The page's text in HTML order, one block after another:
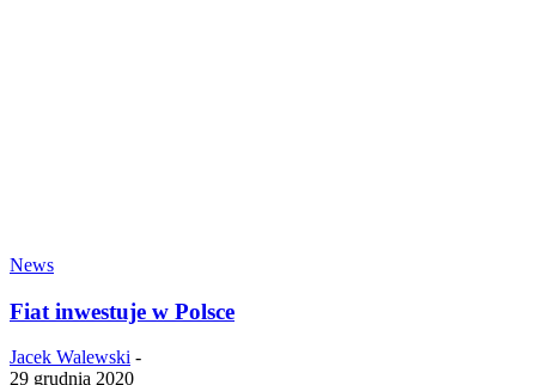
News
Fiat inwestuje w Polsce
Jacek Walewski -
29 grudnia 2020